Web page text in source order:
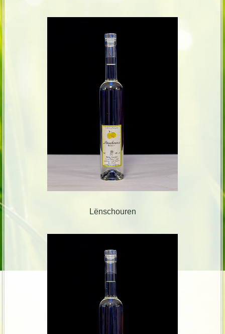
Lënschouren